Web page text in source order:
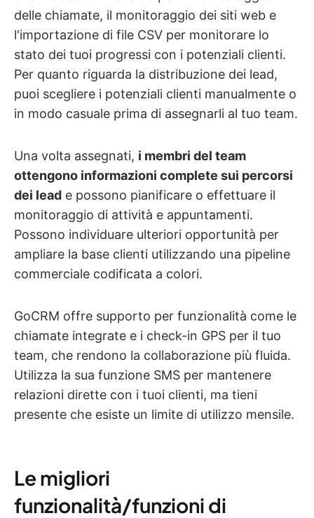
delle chiamate, il monitoraggio dei siti web e
l'importazione di file CSV per monitorare lo
stato dei tuoi progressi con i potenziali clienti.
Per quanto riguarda la distribuzione dei lead,
puoi scegliere i potenziali clienti manualmente o
in modo casuale prima di assegnarli al tuo team.
Una volta assegnati, i membri del team
ottengono informazioni complete sui percorsi
dei lead e possono pianificare o effettuare il
monitoraggio di attività e appuntamenti.
Possono individuare ulteriori opportunità per
ampliare la base clienti utilizzando una pipeline
commerciale codificata a colori.
GoCRM offre supporto per funzionalità come le
chiamate integrate e i check-in GPS per il tuo
team, che rendono la collaborazione più fluida.
Utilizza la sua funzione SMS per mantenere
relazioni dirette con i tuoi clienti, ma tieni
presente che esiste un limite di utilizzo mensile.
Le migliori
funzionalità/funzioni di